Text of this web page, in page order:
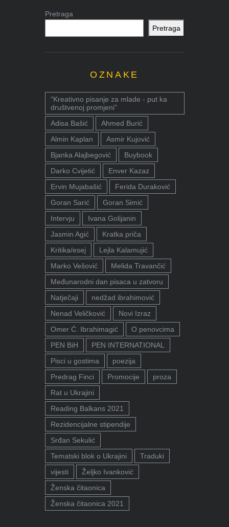
Pretraga
Pretraga
OZNAKE
"Kreativno pisanje za mlade - put ka
društvenoj promjeni"
Adisa Bašić
Ahmed Burić
Almin Kaplan
Asmir Kujović
Bjanka Alajbegović
Buybook
Darko Cvijetić
Enver Kazaz
Ervin Mujabašić
Ferida Duraković
Goran Sarić
Goran Simić
Intervju
Ivana Golijanin
Jasmin Agić
Kratka priča
Kritika/esej
Lejla Kalamujić
Marko Vešović
Melida Travančić
Međunarodni dan pisaca u zatvoru
Natječaji
nedžad ibrahimović
Nenad Veličković
Novi Izraz
Omer Ć. Ibrahimagić
O penovcima
PEN BiH
PEN INTERNATIONAL
Pisci u gostima
poezija
Predrag Finci
Promocije
proza
Rat u Ukrajini
Reading Balkans 2021
Rezidencijalne stipendije
Srđan Sekulić
Tematski blok o Ukrajini
Traduki
vijesti
Željko Ivanković
Ženska čitaonica
Ženska čitaonica 2021